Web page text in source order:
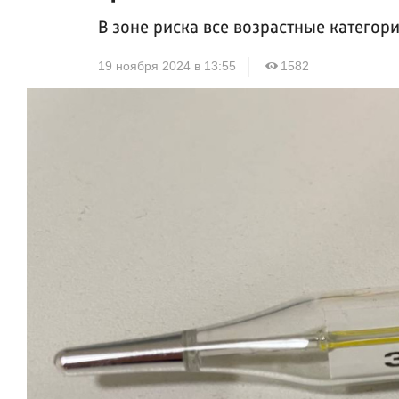
В зоне риска все возрастные
19 ноября 2024 в 13:55 1582